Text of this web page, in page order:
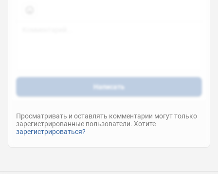
Написать
Просматривать и оставлять комментарии могут только
зарегистрированные пользователи. Хотите
зарегистрироваться?